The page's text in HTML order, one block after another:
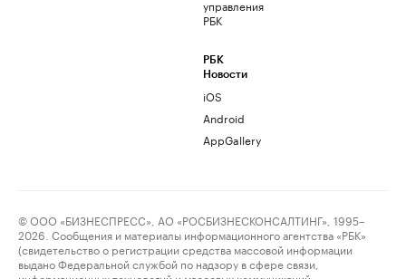
управления
РБК
РБК
Новости
iOS
Android
AppGallery
© ООО «БИЗНЕСПРЕСС», АО «РОСБИЗНЕСКОНСАЛТИНГ», 1995–
2026. Сообщения и материалы информационного агентства «РБК»
(свидетельство о регистрации средства массовой информации
выдано Федеральной службой по надзору в сфере связи,